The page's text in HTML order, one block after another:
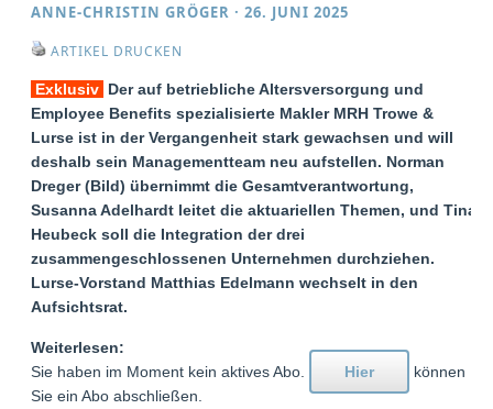
ANNE-CHRISTIN GRÖGER ·26. JUNI 2025
ARTIKEL DRUCKEN
Exklusiv Der auf betriebliche Altersversorgung und
Employee Benefits spezialisierte Makler MRH Trowe &
Lurse ist in der Vergangenheit stark gewachsen und will
deshalb sein Managementteam neu aufstellen. Norman
Dreger (Bild) übernimmt die Gesamtverantwortung,
Susanna Adelhardt leitet die aktuariellen Themen, und Tina
Heubeck soll die Integration der drei
zusammengeschlossenen Unternehmen durchziehen.
Lurse-Vorstand Matthias Edelmann wechselt in den
Aufsichtsrat.
Weiterlesen:
Sie haben im Moment kein aktives Abo.
Hier
können
Sie ein Abo abschließen.